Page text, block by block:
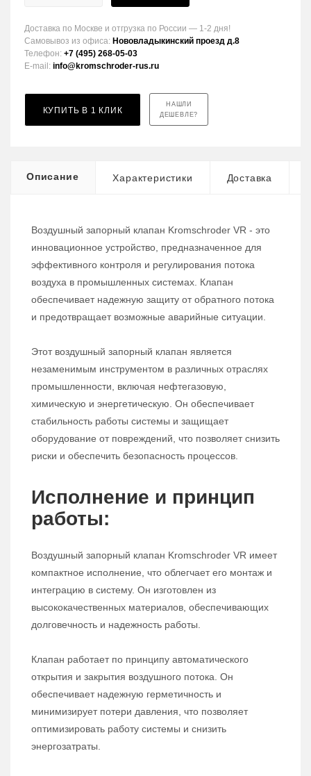
Доставка по Москве и отгрузка по России — 1-2 дня!
Самовывоз из офиса: Нововладыкинский проезд д.8
Телефон: +7 (495) 268-05-03
E-mail: info@kromschroder-rus.ru
КУПИТЬ В 1 КЛИК
НАШЛИ
ДЕШЕВЛЕ?
Описание Характеристики Доставка
Воздушный запорный клапан Kromschroder VR - это
инновационное устройство, предназначенное для
эффективного контроля и регулирования потока
воздуха в промышленных системах. Клапан
обеспечивает надежную защиту от обратного потока
и предотвращает возможные аварийные ситуации.
Этот воздушный запорный клапан является
незаменимым инструментом в различных отраслях
промышленности, включая нефтегазовую,
химическую и энергетическую. Он обеспечивает
стабильность работы системы и защищает
оборудование от повреждений, что позволяет снизить
риски и обеспечить безопасность процессов.
Исполнение и принцип
работы:
Воздушный запорный клапан Kromschroder VR имеет
компактное исполнение, что облегчает его монтаж и
интеграцию в систему. Он изготовлен из
высококачественных материалов, обеспечивающих
долговечность и надежность работы.
Клапан работает по принципу автоматического
открытия и закрытия воздушного потока. Он
обеспечивает надежную герметичность и
минимизирует потери давления, что позволяет
оптимизировать работу системы и снизить
энергозатраты.